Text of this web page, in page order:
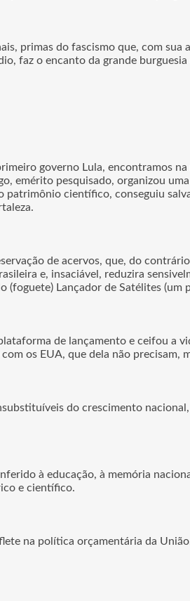
primas do fascismo que, com
faz o encanto da grande burguesia
governo Lula, encontramos
emérito pesquisado, organizou
científico, conseguiu
de acervos, que, do
e, insaciável, reduzira
Lançador de Satélites
de lançamento e ceifou a
os EUA, que dela não precisam,
do crescimento
à educação, à memória
e científico.
na política orçamentária da